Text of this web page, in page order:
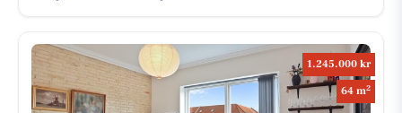
1.245.000 kr
64 m2